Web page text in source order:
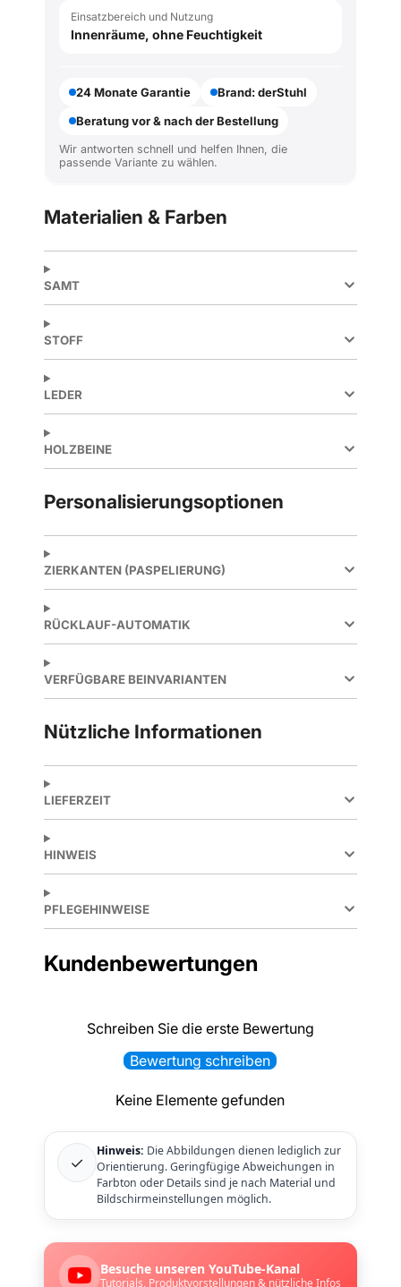
Einsatzbereich und Nutzung
Innenräume, ohne Feuchtigkeit
24 Monate Garantie
Brand: derStuhl
Beratung vor & nach der Bestellung
Wir antworten schnell und helfen Ihnen, die
passende Variante zu wählen.
Materialien & Farben
SAMT
STOFF
LEDER
HOLZBEINE
Personalisierungsoptionen
ZIERKANTEN (PASPELIERUNG)
RÜCKLAUF-AUTOMATIK
VERFÜGBARE BEINVARIANTEN
Nützliche Informationen
LIEFERZEIT
HINWEIS
PFLEGEHINWEISE
Kundenbewertungen
Schreiben Sie die erste Bewertung
Bewertung schreiben
Keine Elemente gefunden
✓
Hinweis: Die Abbildungen dienen lediglich zur
Orientierung. Geringfügige Abweichungen in
Farbton oder Details sind je nach Material und
Bildschirmeinstellungen möglich.
Besuche unseren YouTube-Kanal
Tutorials, Produktvorstellungen & nützliche Infos